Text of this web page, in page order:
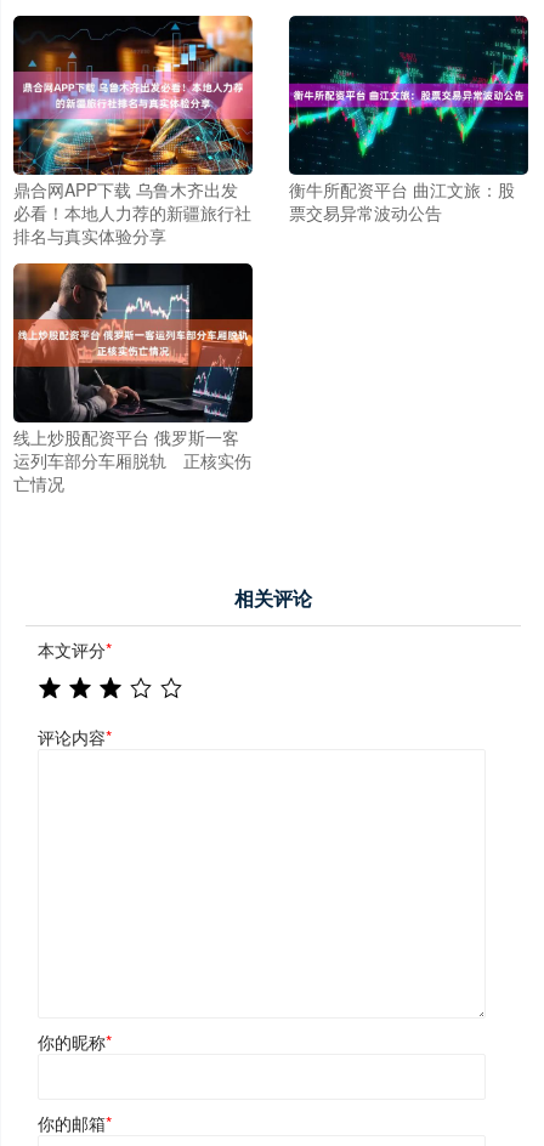
鼎合网APP下载 乌鲁木齐出发
必看！本地人力荐的新疆旅行社
排名与真实体验分享
衡牛所配资平台 曲江文旅：股
票交易异常波动公告
线上炒股配资平台 俄罗斯一客
运列车部分车厢脱轨 正核实伤
亡情况
相关评论
本文评分*
评论内容*
你的昵称*
你的邮箱*